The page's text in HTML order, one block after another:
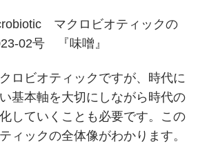
マクロビオティックの
02号 『味噌』
ロビオティックですが、時代に
基本軸を大切にしながら時代の
していくことも必要です。この
ィックの全体像がわかります。